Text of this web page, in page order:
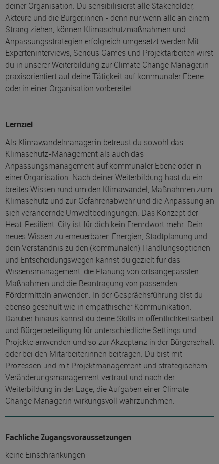
deiner Organisation. Du sensibilisierst alle Stakeholder,
Akteure und die Bürger:innen - denn nur wenn alle an einem
Strang ziehen, können Klimaschutzmaßnahmen und
Anpassungsstrategien erfolgreich umgesetzt werden.Mit
Experteninterviews, Serious Games und Projektarbeiten wirst
du in unserer Weiterbildung zur Climate Change Manager:in
praxisorientiert auf deine Tätigkeit auf kommunaler Ebene
oder in einer Organisation vorbereitet.
Lernziel
Als Klimawandelmanager:in betreust du sowohl das
Klimaschutz-Management als auch das
Anpassungsmanagement auf kommunaler Ebene oder in
einer Organisation. Nach deiner Weiterbildung hast du ein
breites Wissen rund um den Klimawandel, Maßnahmen zum
Klimaschutz und zur Gefahrenabwehr und die Anpassung an
sich verändernde Umweltbedingungen. Das Konzept der
Heat-Resilient-City ist für dich kein Fremdwort mehr. Dein
neues Wissen zu erneuerbaren Energien, Stadtplanung und
dein Verständnis zu den (kommunalen) Handlungsoptionen
und Entscheidungswegen kannst du gezielt für das
Wissensmanagement, die Planung von ortsangepassten
Maßnahmen und die Beantragung von passenden
Fördermitteln anwenden. In der Gesprächsführung bist du
ebenso geschult wie in empathischer Kommunikation.
Darüber hinaus kannst du deine Skills in öffentlichkeitsarbeit
und Bürgerbeteiligung für unterschiedliche Settings und
Projekte anwenden und so zur Akzeptanz in der Bürgerschaft
oder bei den Mitarbeiter:innen beitragen. Du bist mit
Prozessen und mit Projektmanagement und strategischem
Veränderungsmanagement vertraut und nach der
Weiterbildung in der Lage, die Aufgaben einer Climate
Change Manager:in wirkungsvoll wahrzunehmen.
Fachliche Zugangsvoraussetzungen
keine Einschränkungen